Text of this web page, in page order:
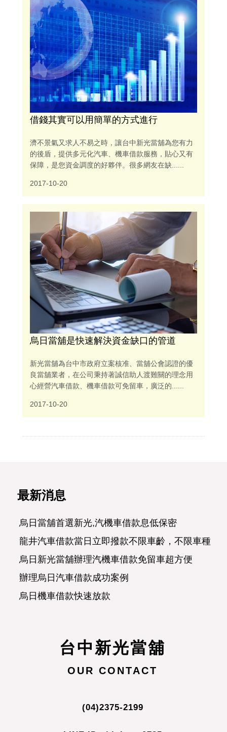
借錢其實可以用簡單的方式進行
濟不景氣又求人不易之時，讓台中新光當舖為您有力
的後盾，提供多元化汽車、機車借款服務，貼心又有
保障，是您資金調度的好夥伴。很多網友在缺......
2017-10-20
烏日當舖是快速解決資金缺口的管道
新光當舖為台中市政府立案核准、當舖公會認證的優
良當舖業者，在公司秉持著誠信助人渡難關的理念用
心經營汽車借款、機車借款可免留車，廣泛的......
2017-10-20
最新消息
龍井汽車借款當日立即撥款不限車齡，不限車種，
烏日新光當舖辦理汽機車借款免留車超方便
辦理烏日汽車借款成功案例
烏日機車借款快速放款
烏日汽車借款合法經營可分期攤還
烏日當舖讓愛車替您週轉
烏日賴先生詢問汽車借款問題
烏日當舖專辦汽機車借款免留車
台中新光當舖
OUR CONTACT
(04)2375-2199